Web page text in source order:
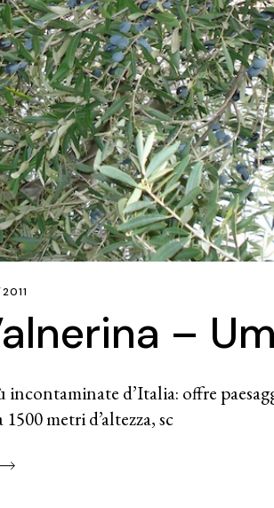
–
d’Italia: offre
metri d’altezza, sc